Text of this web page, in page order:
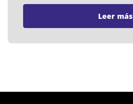
Leer más